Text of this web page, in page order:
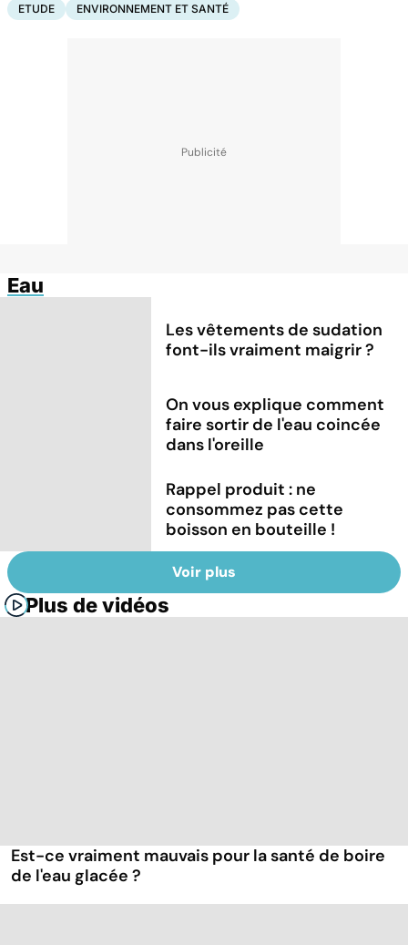
ETUDE ENVIRONNEMENT ET SANTÉ
Eau
Les vêtements de sudation
font-ils vraiment maigrir ?
On vous explique comment
faire sortir de l'eau coincée
dans l'oreille
Rappel produit : ne
consommez pas cette
boisson en bouteille !
Voir plus
Plus de vidéos
Est-ce vraiment mauvais pour la santé de boire
de l'eau glacée ?